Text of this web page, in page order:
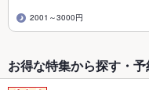
2001～3000円
お得な特集から探す・